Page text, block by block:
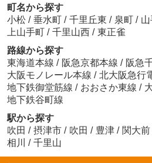
町名から探す
小松 / 垂水町 / 千里丘東 / 泉町 /
上山手町 / 千里山西 / 東正雀
路線から探す
東海道本線 / 阪急京都本線 / 阪急
大阪モノレール本線 / 北大阪急行
地下鉄御堂筋線 / おおさか東線 /
地下鉄谷町線
駅から探す
吹田 / 摂津市 / 吹田 / 豊津 / 関大前
相川
/ 千里山